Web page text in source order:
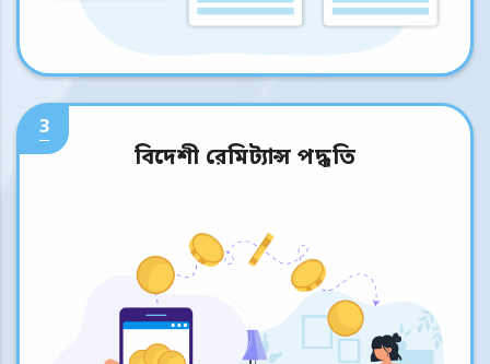
3
বিদেশী রেমিট্যান্স পদ্ধতি